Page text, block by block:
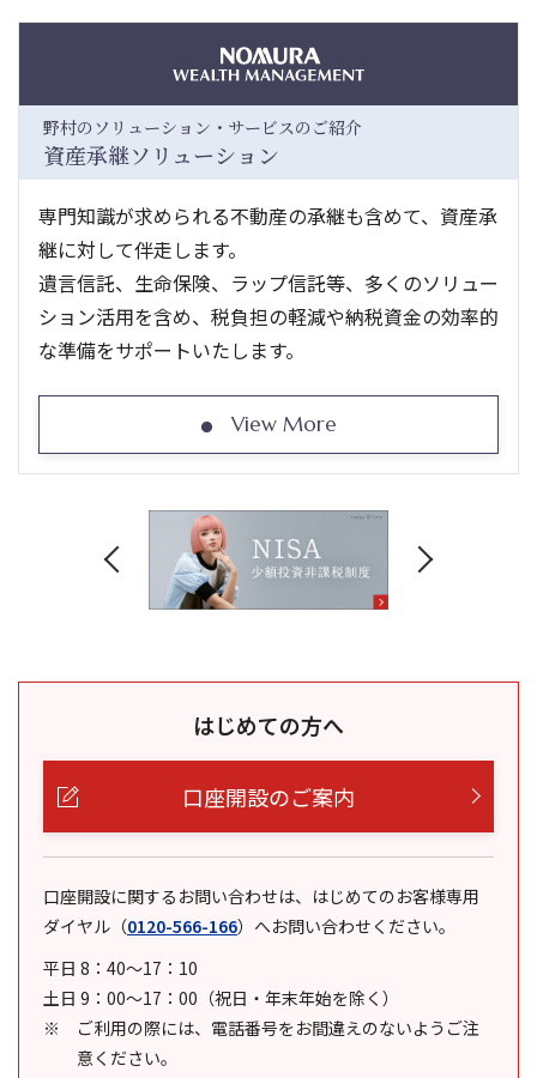
野村のソリューション・サービスのご紹介
資産承継ソリューション
専門知識が求められる不動産の承継も含めて、資産承
継に対して伴走します。
遺言信託、生命保険、ラップ信託等、多くのソリュー
ション活用を含め、税負担の軽減や納税資金の効率的
な準備をサポートいたします。
View More
はじめての方へ
口座開設のご案内
口座開設に関するお問い合わせは、はじめてのお客様専用
ダイヤル （0120-566-166） へお問い合わせください。
平日 8：40～17：10
土日 9：00～17：00（祝日・年末年始を除く）
ご利用の際には、電話番号をお間違えのないようご注
意ください。